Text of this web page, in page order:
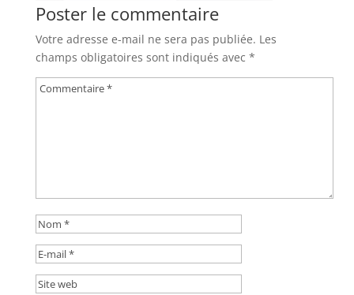
Poster le commentaire
Votre adresse e-mail ne sera pas publiée. Les
champs obligatoires sont indiqués avec *